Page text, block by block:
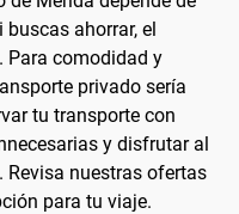
ahorrar, el
Para comodidad y
privado sería
tu transporte con
y disfrutar al
nuestras ofertas
para tu viaje.